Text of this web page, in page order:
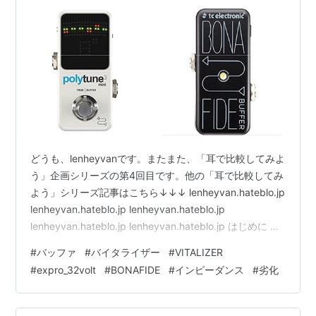
どうも、lenheyvanです。またまた、「耳で比較してみよ
う」企画シリーズの第4回目です。他の「耳で比較してみ
よう」シリーズ記事はこちら↓↓↓ lenheyvan.hateblo.jp
lenheyvan.hateblo.jp lenheyvan.hateblo.jp
lenheyvan.hateblo.jp lenheyvan.hateblo.jp はじめに 今
ッファとは何か？」については色々サイトで既に解説さ
れているので、詳細は割愛しますが、一言で言うと、ピ
ックアップから出力される信号は弱くて劣化しやすくノ
イズも混入しやすいので（＝ハイイ…
#バッファ #バイタライザー #VITALIZER
#expro_32volt #BONAFIDE #インピーダンス #劣化